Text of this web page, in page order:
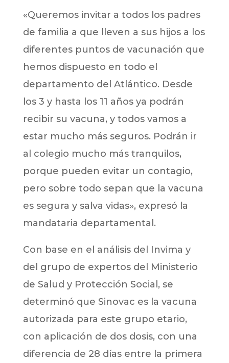
«Queremos invitar a todos los padres
de familia a que lleven a sus hijos a los
diferentes puntos de vacunación que
hemos dispuesto en todo el
departamento del Atlántico. Desde
los 3 y hasta los 11 años ya podrán
recibir su vacuna, y todos vamos a
estar mucho más seguros. Podrán ir
al colegio mucho más tranquilos,
porque pueden evitar un contagio,
pero sobre todo sepan que la vacuna
es segura y salva vidas», expresó la
mandataria departamental.
Con base en el análisis del Invima y
del grupo de expertos del Ministerio
de Salud y Protección Social, se
determinó que Sinovac es la vacuna
autorizada para este grupo etario,
con aplicación de dos dosis, con una
diferencia de 28 días entre la primera